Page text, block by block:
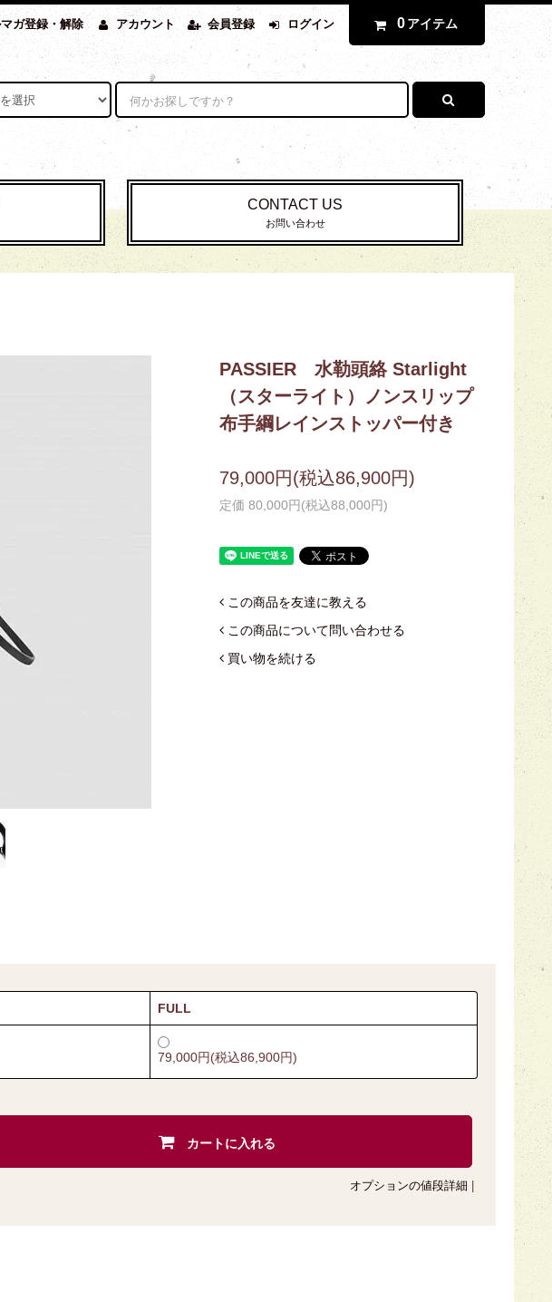
ガ登録・解除 アカウント 会員登録 ログイン 0 アイテム
CONTACT US
お問い合わせ
PASSIER 水勒頭絡 Starlight
（スターライト）ノンスリップ
布手綱レインストッパー付き
79,000円(税込86,900円)
定価 80,000円(税込88,000円)
この商品を友達に教える
この商品について問い合わせる
買い物を続ける
FULL
79,000円(税込86,900円)
カートに入れる
オプションの値段詳細